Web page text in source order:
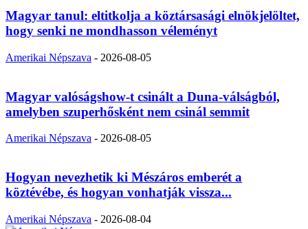
Magyar tanul: eltitkolja a köztársasági elnökjelöltet,
hogy senki ne mondhasson véleményt
Amerikai Népszava - 2026-08-05
Magyar valóságshow-t csinált a Duna-válságból,
amelyben szuperhősként nem csinál semmit
Amerikai Népszava - 2026-08-05
Hogyan nevezhetik ki Mészáros emberét a
köztévébe, és hogyan vonhatják vissza...
Amerikai Népszava - 2026-08-04